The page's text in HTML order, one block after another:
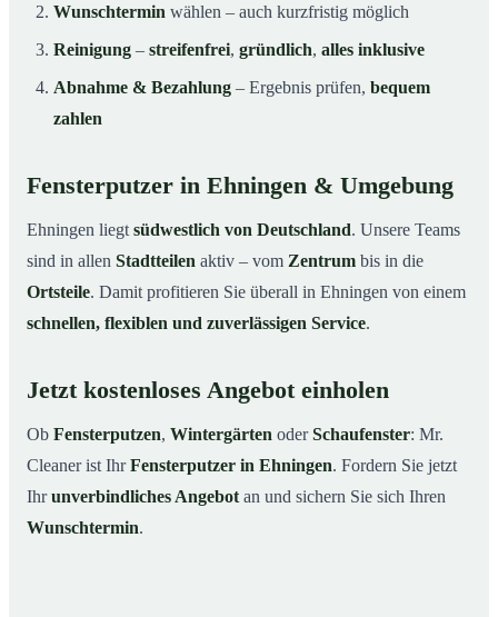
Wunschtermin wählen – auch kurzfristig möglich
Reinigung – streifenfrei, gründlich, alles inklusive
Abnahme & Bezahlung – Ergebnis prüfen, bequem
zahlen
Fensterputzer in Ehningen & Umgebung
Ehningen liegt südwestlich von Deutschland. Unsere Teams
sind in allen Stadtteilen aktiv – vom Zentrum bis in die
Ortsteile. Damit profitieren Sie überall in Ehningen von einem
schnellen, flexiblen und zuverlässigen Service.
Jetzt kostenloses Angebot einholen
Ob Fensterputzen, Wintergärten oderSchaufenster: Mr.
Cleaner ist IhrFensterputzer in Ehningen. Fordern Sie jetzt
Ihrunverbindliches Angebot an und sichern Sie sich Ihren
Wunschtermin.